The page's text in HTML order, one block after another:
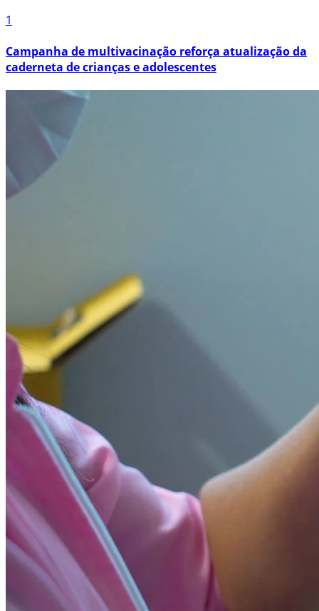
1
Campanha de multivacinação reforça atualização da
caderneta de crianças e adolescentes